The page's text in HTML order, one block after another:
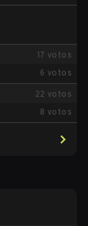
17 votos
6 votos
22 votos
8 votos